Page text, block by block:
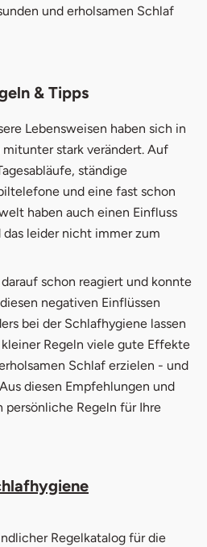
und erholsamen Schlaf
& Tipps
Lebensweisen haben sich in
stark verändert. Auf
ständige
und eine fast schon
haben auch einen Einfluss
leider nicht immer zum
schon reagiert und konnte
negativen Einflüssen
bei der Schlafhygiene lassen
Regeln viele gute Effekte
Schlaf erzielen - und
diesen Empfehlungen und
persönliche Regeln für Ihre
Regelkatalog für die